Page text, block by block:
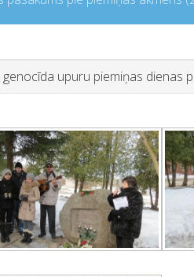
upuru piemiņas dienas